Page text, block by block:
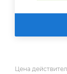
Цена